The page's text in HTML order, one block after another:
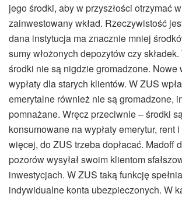
jego środki, aby w przyszłości otrzymać
zainwestowany wkład. Rzeczywistość
dana instytucja ma znacznie mniej
sumy włożonych depozytów czy
środki nie są nigdzie gromadzone. Nowe
wypłaty dla starych klientów. W ZUS
emerytalne również nie są gromadzone,
pomnażane. Wręcz przeciwnie – środki
konsumowane na wypłaty emerytur, rent
więcej, do ZUS trzeba dopłacać. Madoff
pozorów wysyłał swoim klientom
inwestycjach. W ZUS taką funkcję
indywidualne konta ubezpieczonych. W